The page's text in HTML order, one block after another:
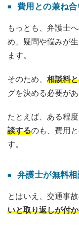
費用との兼ね
もっとも、弁護士
め、疑問や悩みが
ます。
そのため、 相談料
グを決める必要があ
たとえば、ある程
談するのも、費用
す。
弁護士が無料
とはいえ、交通事故
いと取り返しが付